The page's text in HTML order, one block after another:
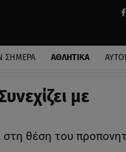
ΣΗΜΕΡΑ ΑΘΛΗΤΙΚΑ
με
στη θέση του